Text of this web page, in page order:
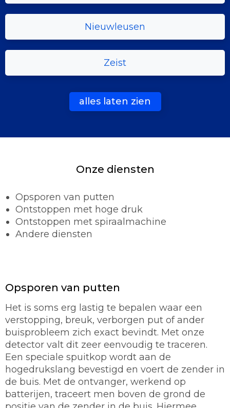
Nieuwleusen
Zeist
alles laten zien
Onze diensten
Opsporen van putten
Ontstoppen met hoge druk
Ontstoppen met spiraalmachine
Andere diensten
Opsporen van putten
Het is soms erg lastig te bepalen waar een
verstopping, breuk, verborgen put of ander
buisprobleem zich exact bevindt. Met onze
detector valt dit zeer eenvoudig te traceren.
Een speciale spuitkop wordt aan de
hogedrukslang bevestigd en voert de zender in
de buis. Met de ontvanger, werkend op
batterijen, traceert men boven de grond de